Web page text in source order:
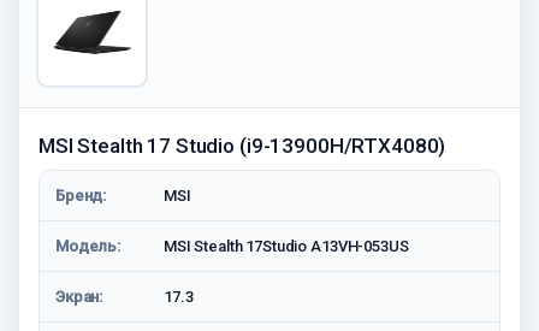
MSI Stealth 17 Studio (i9-13900H/RTX4080)
Бренд: MSI
Модель: MSI Stealth 17Studio A13VH-053US
Экран: 17.3